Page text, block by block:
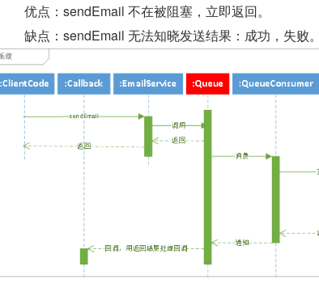
优点：sendEmail 不在被阻塞，立即返回。
缺点：sendEmail 无法知晓发送结果：成功，失败。